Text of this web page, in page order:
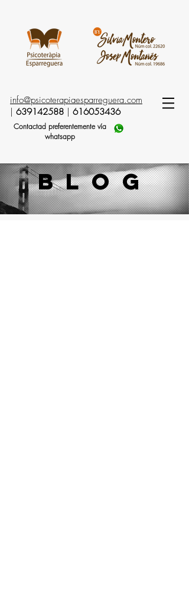
info@psicoterapiaesparreguera.com
639142588 616053436
Contactad preferentemente vía
whatsapp
blog